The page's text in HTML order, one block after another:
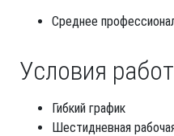
Среднее
Условия
Гибкий график
Шестидневная